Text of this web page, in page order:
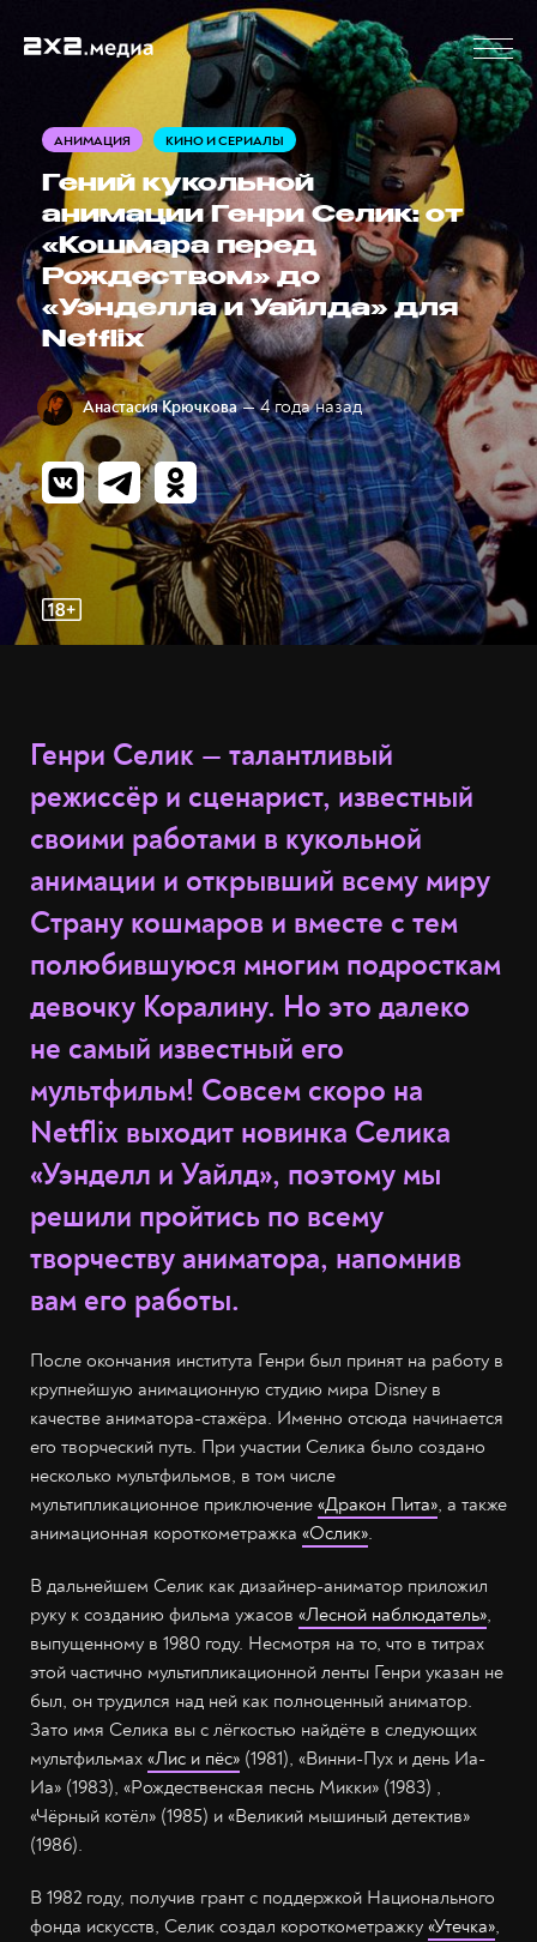
АНИМАЦИЯ КИНО И СЕРИАЛЫ
Гений кукольной
анимации Генри Селик: от
«Кошмара перед
Рождеством» до
«Уэнделла и Уайлда» для
Netflix
Анастасия Крючкова — 4 года назад
Генри Селик — талантливый
режиссёр и сценарист, известный
своими работами в кукольной
анимации и открывший всему миру
Страну кошмаров и вместе с тем
полюбившуюся многим подросткам
девочку Коралину. Но это далеко
не самый известный его
мультфильм! Совсем скоро на
Netflix выходит новинка Селика
«Уэнделл и Уайлд», поэтому мы
решили пройтись по всему
творчеству аниматора, напомнив
вам его работы.
После окончания института Генри был принят на работу в
крупнейшую анимационную студию мира Disney в
качестве аниматора-стажёра. Именно отсюда начинается
его творческий путь. При участии Селика было создано
несколько мультфильмов, в том числе
мультипликационное приключение «Дракон Пита», а также
анимационная короткометражка «Ослик».
В дальнейшем Селик как дизайнер-аниматор приложил
руку к созданию фильма ужасов «Лесной наблюдатель»,
выпущенному в 1980 году. Несмотря на то, что в титрах
этой частично мультипликационной ленты Генри указан не
был, он трудился над ней как полноценный аниматор.
Зато имя Селика вы с лёгкостью найдёте в следующих
мультфильмах «Лис и пёс» (1981), «Винни-Пух и день Иа-
Иа» (1983), «Рождественская песнь Микки» (1983) ,
«Чёрный котёл» (1985) и «Великий мышиный детектив»
(1986).
В 1982 году, получив грант с поддержкой Национального
фонда искусств, Селик создал короткометражку «Утечка»,